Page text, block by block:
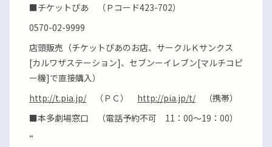
■チケットぴあ （Ｐコード423-702）
0570-02-9999
店頭販売（チケットぴあのお店、サークルＫサンクス
[カルワザステーション]、セブンーイレブン[マルチコピ
ー機]で直接購入）
http://t.pia.jp/（ＰＣ） http://pia.jp/t/（携帯）
■本多劇場窓口 （電話予約不可 11：00～19：00）
“